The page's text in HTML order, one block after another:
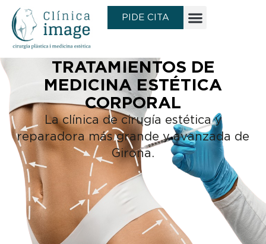
contenido
PIDE CITA
TRATAMIENTOS DE
MEDICINA ESTÉTICA
CORPORAL
La clínica de cirugía estética y
reparadora más grande y avanzada de
Girona.